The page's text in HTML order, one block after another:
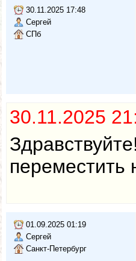
30.11.2025 17:48
Сергей
СПб
30.11.2025
переместить
01.09.2025 01:19
Сергей
Санкт-Петербург